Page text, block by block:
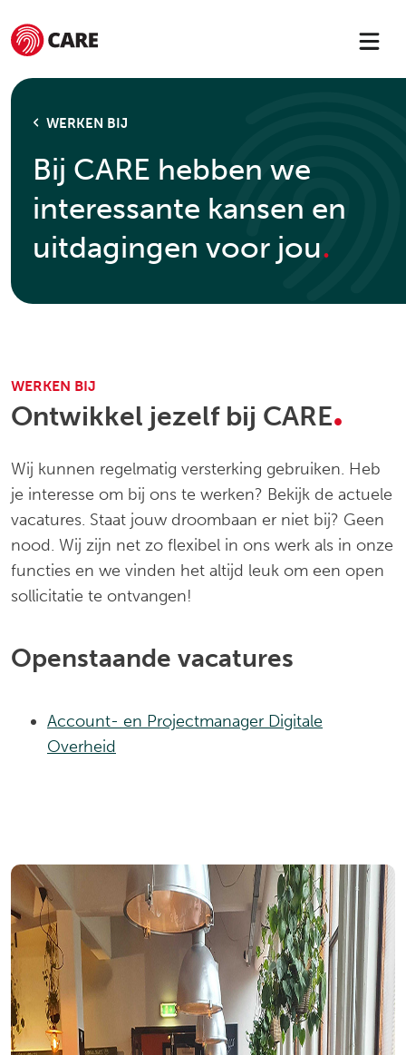
WERKEN BIJ
Bij CARE hebben we
interessante kansen en
uitdagingen voor jou.
WERKEN BIJ
Ontwikkel jezelf bij CARE.
Wij kunnen regelmatig versterking gebruiken. Heb
je interesse om bij ons te werken? Bekijk de actuele
vacatures. Staat jouw droombaan er niet bij? Geen
nood. Wij zijn net zo flexibel in ons werk als in onze
functies en we vinden het altijd leuk om een open
sollicitatie te ontvangen!
Openstaande vacatures
Account- en Projectmanager Digitale
Overheid